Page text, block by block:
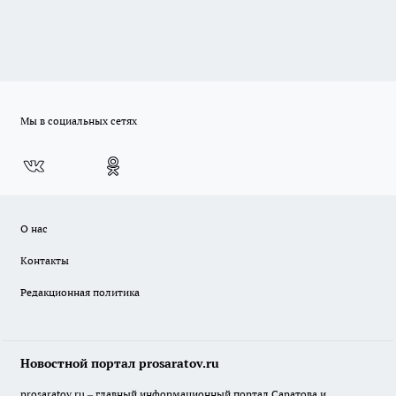
Мы в социальных сетях
О нас
Контакты
Редакционная политика
Новостной портал prosaratov.ru